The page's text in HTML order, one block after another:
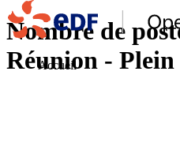
Accueil
Nombre de
Réunion - Plein